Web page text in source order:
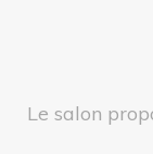
Le salon